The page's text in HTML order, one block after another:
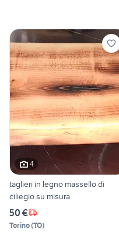
4
taglieri in legno massello di
ciliegio su misura
50 €
Torino(TO)